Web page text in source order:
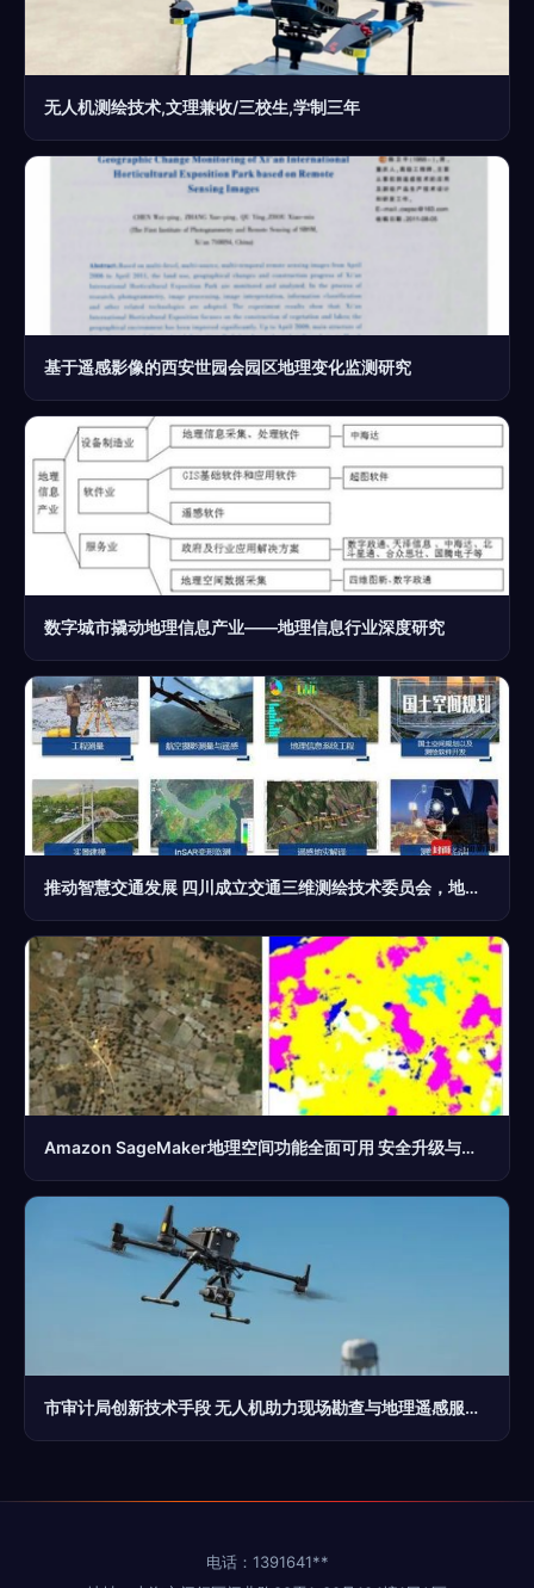
无人机测绘技术,文理兼收/三校生,学制三年
基于遥感影像的西安世园会园区地理变化监测研究
数字城市撬动地理信息产业——地理信息行业深度研究
推动智慧交通发展 四川成立交通三维测绘技术委员会，地理遥感信息服务助力崭新篇章
Amazon SageMaker地理空间功能全面可用 安全升级与多元用例赋能地理遥感信息服务
市审计局创新技术手段 无人机助力现场勘查与地理遥感服务场景应用
电话：1391641**